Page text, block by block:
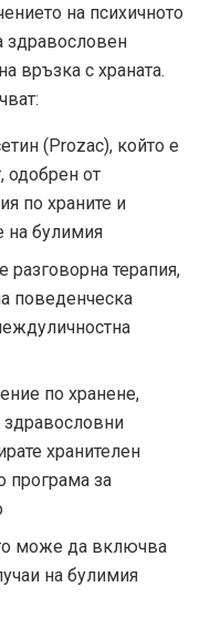
на психичното
здравословен
връзка с храната.
(Prozac), който е
одобрен от
по храните и
на булимия
разговорна терапия,
поведенческа
по хранене,
здравословни
хранителен
програма за
може да включва
на булимия